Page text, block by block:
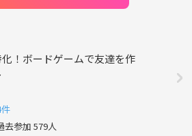
！ボードゲームで友達を作
件
去参加 579人